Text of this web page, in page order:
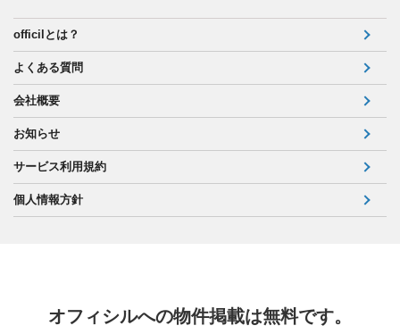
officilとは？
よくある質問
会社概要
お知らせ
サービス利用規約
個人情報方針
オフィシルへの物件掲載は無料です。